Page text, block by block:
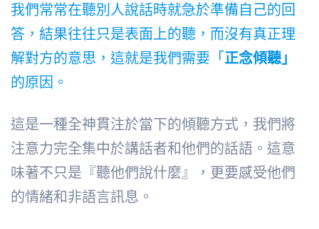
我們常常在聽別人說話時就急於準備自己的回
答，結果往往只是表面上的聽，而沒有真正理
解對方的意思，這就是我們需要「 正念傾聽」
的原因。
這是一種全神貫注於當下的傾聽方式，我們將
注意力完全集中於講話者和他們的話語。這意
味著不只是『聽他們說什麼』，更要感受他們
的情緒和非語言訊息。